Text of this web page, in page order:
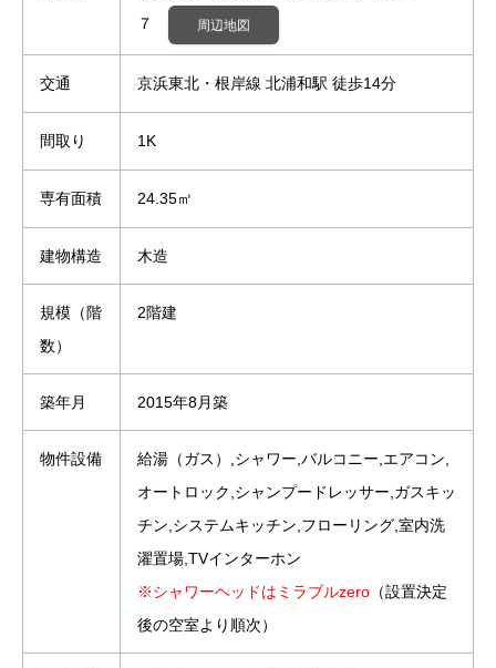
７
周辺地図
交通 京浜東北・根岸線 北浦和駅 徒歩14分
間取り 1K
専有面積 24.35㎡
建物構造 木造
規模（階
数）
2階建
築年月 2015年8月築
物件設備
給湯（ガス）,シャワー,バルコニー,エアコン,
オートロック,シャンプードレッサー,ガスキッ
チン,システムキッチン,フローリング,室内洗
濯置場,TVインターホン
※シャワーヘッドはミラブルzero （設置決定
後の空室より順次）